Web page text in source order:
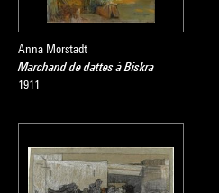
Anna Morstadt
Marchand de dattes à Biskra
1911